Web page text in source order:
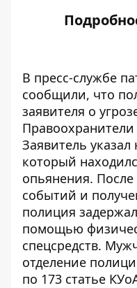
В пресс-службе
сообщили, что
заявителя о
Заявитель
который
опьянения.
событий и
полиция
помощью
спецсредств.
отделение
по 173 статье